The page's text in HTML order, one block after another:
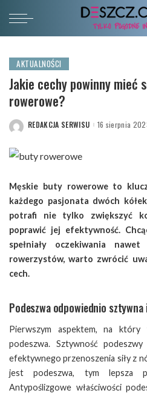
AKTUALNOŚCI
Jakie cechy powinny mieć
rowerowe?
POSTED
REDAKCJA SERWISU 16 sierpnia
Męskie buty rowerowe to
każdego pasjonata dwóch
potrafi nie tylko zwiększyć
poprawić jej efektywność.
spełniały oczekiwania nawet
rowerzystów, warto zwrócić
cech.
Podeszwa odpowiednio
Pierwszym aspektem, na
podeszwa. Sztywność
efektywnego przenoszenia siły z
jest podeszwa, tym lepsza
Antypoślizgowe właściwości